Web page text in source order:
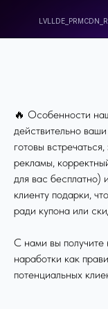
🔥 Особенности
действительно
готовы
рекламы,
для вас бесплатно)
клиенту подарки,
ради купона или
С нами вы получите
наработки как
потенциальных